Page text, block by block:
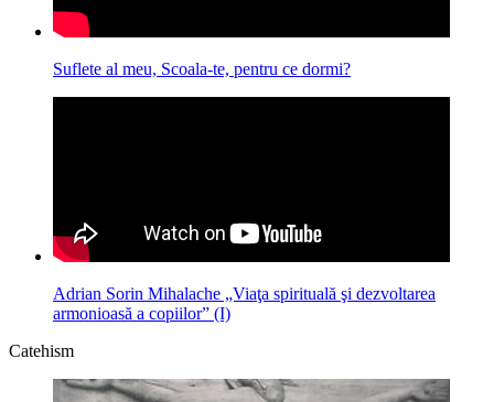
Suflete al meu, Scoala-te, pentru ce dormi?
Adrian Sorin Mihalache „Viaţa spirituală şi dezvoltarea
armonioasă a copiilor” (I)
Catehism